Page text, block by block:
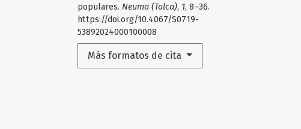
populares. Neuma (Talca), 1, 8–36.
https://doi.org/10.4067/S0719-
53892024000100008
Más formatos de cita